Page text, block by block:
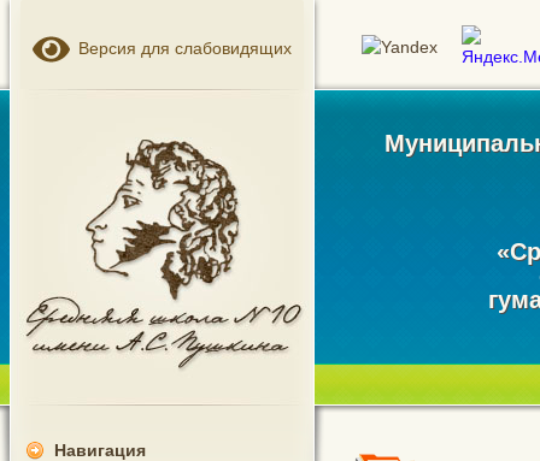
Версия для слабовидящих
Навигация